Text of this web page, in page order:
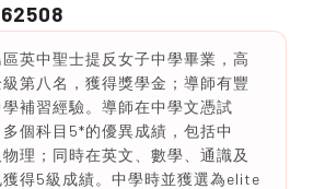
英中聖士提反女子中學畢業，高
第八名，獲得獎學金；導師有豐
補習經驗。導師在中學文憑試
個科目5*的優異成績，包括中
理；同時在英文、數學、通識及
得5級成績。中學時並獲選為elite